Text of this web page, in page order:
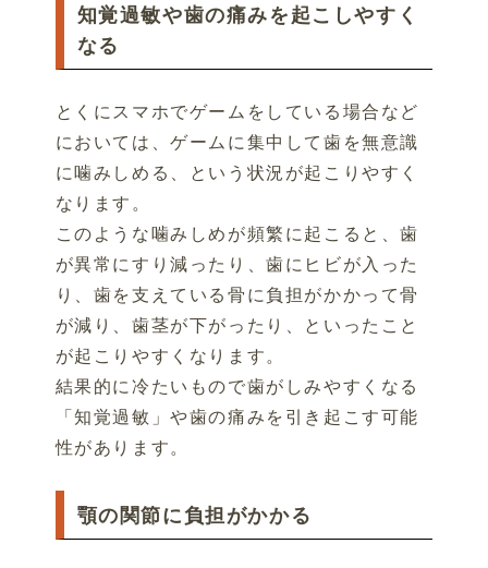
知覚過敏や歯の痛みを起こしやすく
なる
とくにスマホでゲームをしている場合など
においては、ゲームに集中して歯を無意識
に噛みしめる、という状況が起こりやすく
なります。
このような噛みしめが頻繁に起こると、歯
が異常にすり減ったり、歯にヒビが入った
り、歯を支えている骨に負担がかかって骨
が減り、歯茎が下がったり、といったこと
が起こりやすくなります。
結果的に冷たいもので歯がしみやすくなる
「知覚過敏」や歯の痛みを引き起こす可能
性があります。
顎の関節に負担がかかる